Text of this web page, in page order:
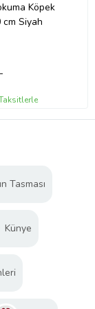
Köpek
cm Siyah
Tasması
Künye